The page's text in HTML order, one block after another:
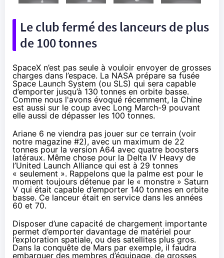
Le club fermé des lanceurs de plus
de 100 tonnes
SpaceX n’est pas seule à vouloir envoyer de grosses
charges dans l’espace. La NASA prépare sa fusée
Space Launch System (ou SLS) qui sera capable
d’emporter jusqu’à 130 tonnes en orbite basse.
Comme nous l'avons évoqué récemment, la Chine
est aussi sur le coup avecLong March-9pouvant
elle aussi de dépasser les 100 tonnes.
Ariane 6 ne viendra pas jouer sur ce terrain (voir
notre magazine #2), avec un maximum de 22
tonnes pour la version A64 avec quatre boosters
latéraux. Même chose pour la Delta IV Heavy de
l’United Launch Alliance qui est à 29 tonnes
« seulement ». Rappelons que la palme est pour le
moment toujours détenue par le « monstre » Saturn
V qui était capable d’emporter 140 tonnes en orbite
basse. Ce lanceur était en service dans les années
60 et 70.
Disposer d’une capacité de chargement importante
permet d’emporter davantage de matériel pour
l’exploration spatiale, ou des satellites plus gros.
Dans la conquête de Mars par exemple, il faudra
embarquer des membres d’équipage, de grosses